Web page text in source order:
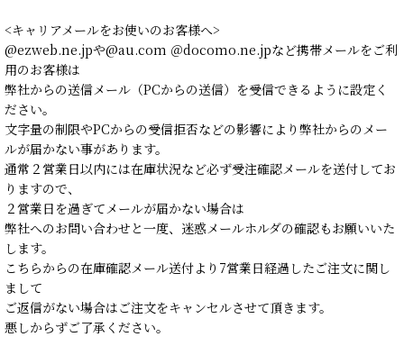
<キャリアメールをお使いのお客様へ>
@ezweb.ne.jpや@au.com ＠docomo.ne.jpなど携帯メールをご利
用のお客様は
弊社からの送信メール（PCからの送信）を受信できるように設定く
ださい。
文字量の制限やPCからの受信拒否などの影響により弊社からのメー
ルが届かない事があります。
通常２営業日以内には在庫状況など必ず受注確認メールを送付してお
りますので、
２営業日を過ぎてメールが届かない場合は
弊社へのお問い合わせと一度、迷惑メールホルダの確認もお願いいた
します。
こちらからの在庫確認メール送付より7営業日経過したご注文に関し
まして
ご返信がない場合はご注文をキャンセルさせて頂きます。
悪しからずご了承ください。